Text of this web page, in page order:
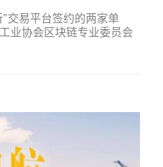
交易平台签约的两家单
业协会区块链专业委员会